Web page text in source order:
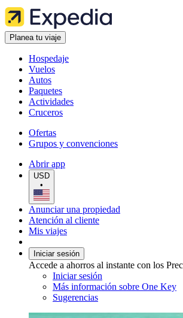
Planea tu viaje
Hospedaje
Vuelos
Autos
Paquetes
Actividades
Cruceros
Ofertas
Grupos y convenciones
Abrir app
USD
•
Anunciar una propiedad
Atención al cliente
Mis viajes
Iniciar sesión
Accede a ahorros al instante con los
Iniciar sesión
Más información sobre One Key
Sugerencias